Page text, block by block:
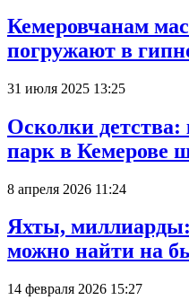
Кемеровчанам
погружают в
31 июля 2025 13:25
Осколки
парк в Кемерове
8 апреля 2026 11:24
Яхты, миллиарды:
можно найти на
14 февраля 2026 15:27